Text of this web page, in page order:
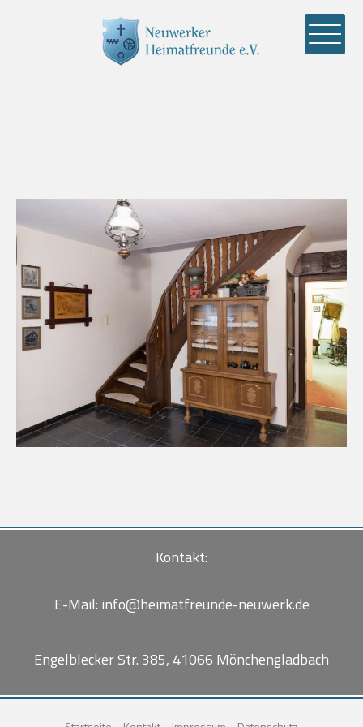
Kontakt:
E-Mail: info@heimatfreunde-neuwerk.de
Engelblecker Str. 385, 41066 Mönchengladbach